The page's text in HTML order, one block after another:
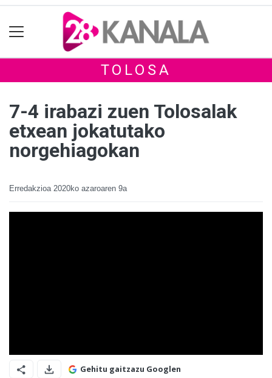
TOLOSA
7-4 irabazi zuen Tolosalak
etxean jokatutako
norgehiagokan
Erredakzioa 2020ko azaroaren 9a
Gehitu gaitzazu Googlen